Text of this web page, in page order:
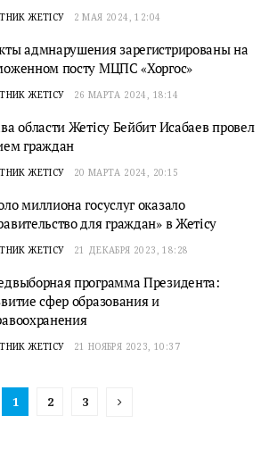
ЖЕТІСУ 2 МАЯ 2024, 12:04
адмнарушения зарегистрированы на
посту МЦПС «Хоргос»
ЖЕТІСУ 26 МАРТА 2024, 18:14
области Жетісу Бейбит Исабаев провел
граждан
ЖЕТІСУ 20 МАРТА 2024, 20:15
миллиона госуслуг оказало
для граждан» в Жетісу
ЖЕТІСУ 21 ДЕКАБРЯ 2023, 18:28
программа Президента:
сфер образования и
ЖЕТІСУ 21 НОЯБРЯ 2023, 10:37
1 2 3